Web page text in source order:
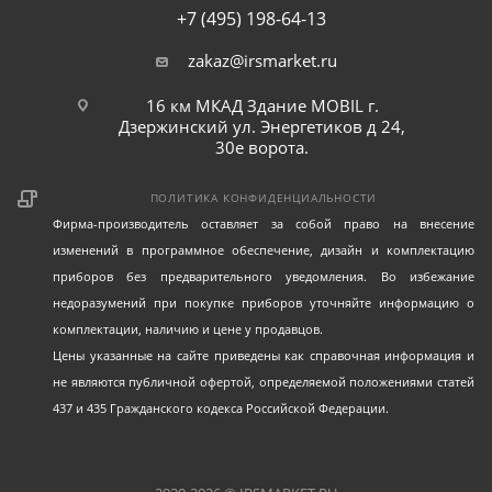
+7 (495) 198-64-13
zakaz@irsmarket.ru
16 км МКАД Здание MOBIL г.
Дзержинский ул. Энергетиков д 24,
30е ворота.
ПОЛИТИКА КОНФИДЕНЦИАЛЬНОСТИ
Фирма-производитель оставляет за собой право на внесение
изменений в программное обеспечение, дизайн и комплектацию
приборов без предварительного уведомления. Во избежание
недоразумений при покупке приборов уточняйте информацию о
комплектации, наличию и цене у продавцов.
Цены указанные на сайте приведены как справочная информация и
не являются публичной офертой, определяемой положениями статей
437 и 435 Гражданского кодекса Российской Федерации.